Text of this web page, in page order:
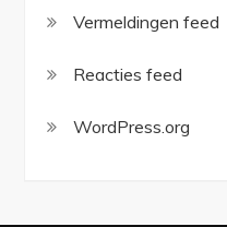
Vermeldingen feed
Reacties feed
WordPress.org